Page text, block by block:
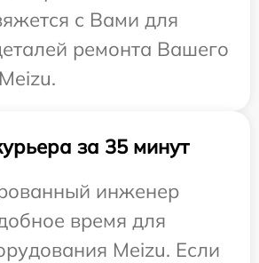
с Вами для
ремонта Вашего
за 35 минут
инженер
время для
Meizu. Если